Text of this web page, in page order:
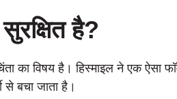
है?
का विषय है। हिस्माइल ने एक ऐसा
से बचा जाता है।